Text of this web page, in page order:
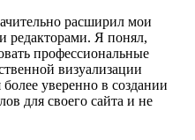
расширил мои
редакторами. Я понял,
профессиональные
визуализации
уверенно в создании
для своего сайта и не